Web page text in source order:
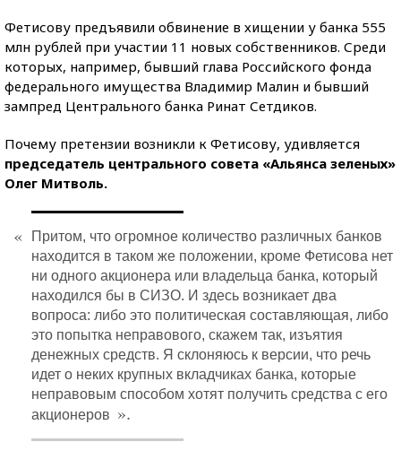
Фетисову предъявили обвинение в хищении у банка 555
млн рублей при участии 11 новых собственников. Среди
которых, например, бывший глава Российского фонда
федерального имущества Владимир Малин и бывший
зампред Центрального банка Ринат Сетдиков.
Почему претензии возникли к Фетисову, удивляется
председатель центрального совета «Альянса зеленых»
Олег Митволь.
«
Притом, что огромное количество различных банков
находится в таком же положении, кроме Фетисова нет
ни одного акционера или владельца банка, который
находился бы в СИЗО. И здесь возникает два
вопроса: либо это политическая составляющая, либо
это попытка неправового, скажем так, изъятия
денежных средств. Я склоняюсь к версии, что речь
идет о неких крупных вкладчиках банка, которые
неправовым способом хотят получить средства с его
акционеров ».